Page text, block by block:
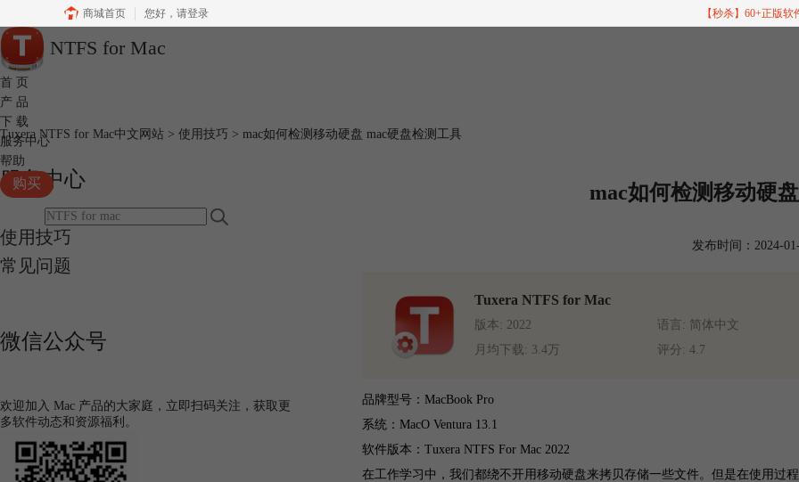
商城首页 您好， 请登录 【秒杀】60+正版
NTFS for Mac
首 页
产 品
下 载
服务中心
帮助
购买
Tuxera NTFS for Mac中文网站 > 使用技巧 > mac如何检测移动硬盘 mac硬盘检测工具
服务中心
使用技巧
常见问题
微信公众号
欢迎加入 Mac 产品的大家庭，立即扫码关注，获取更
多软件动态和资源福利。
mac如何检测移动硬
发布时间：2024-
Tuxera NTFS for Mac
版本: 2022
语言: 简体中文
月均下载: 3.4万
评分: 4.7
品牌型号：MacBook Pro
系统：MacO Ventura 13.1
软件版本：Tuxera NTFS For Mac 2022
在工作学习中，我们都绕不开用移动硬盘来拷贝存储一些文件。但是在使用过